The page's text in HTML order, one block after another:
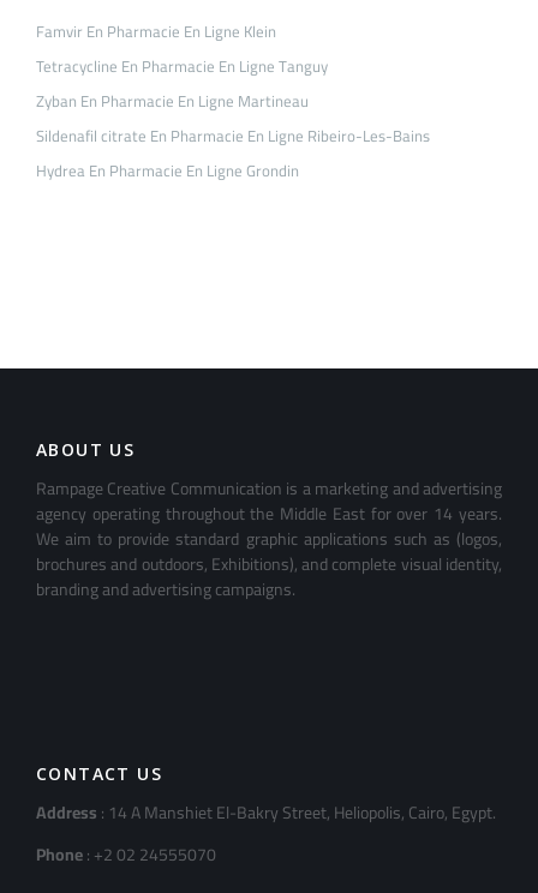
Famvir En Pharmacie En Ligne Klein
Tetracycline En Pharmacie En Ligne Tanguy
Zyban En Pharmacie En Ligne Martineau
Sildenafil citrate En Pharmacie En Ligne Ribeiro-Les-Bains
Hydrea En Pharmacie En Ligne Grondin
ABOUT US
Rampage Creative Communication is a marketing and advertising
agency operating throughout the Middle East for over 14 years.
We aim to provide standard graphic applications such as (logos,
brochures and outdoors, Exhibitions), and complete visual identity,
branding and advertising campaigns.
CONTACT US
Address: 14 A Manshiet El-Bakry Street, Heliopolis, Cairo, Egypt.
Phone: +2 02 24555070